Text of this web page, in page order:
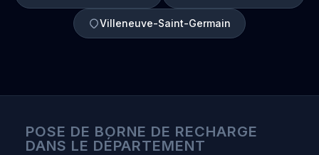
Villeneuve-Saint-Germain
POSE DE BORNE DE RECHARGE
DANS LE DÉPARTEMENT